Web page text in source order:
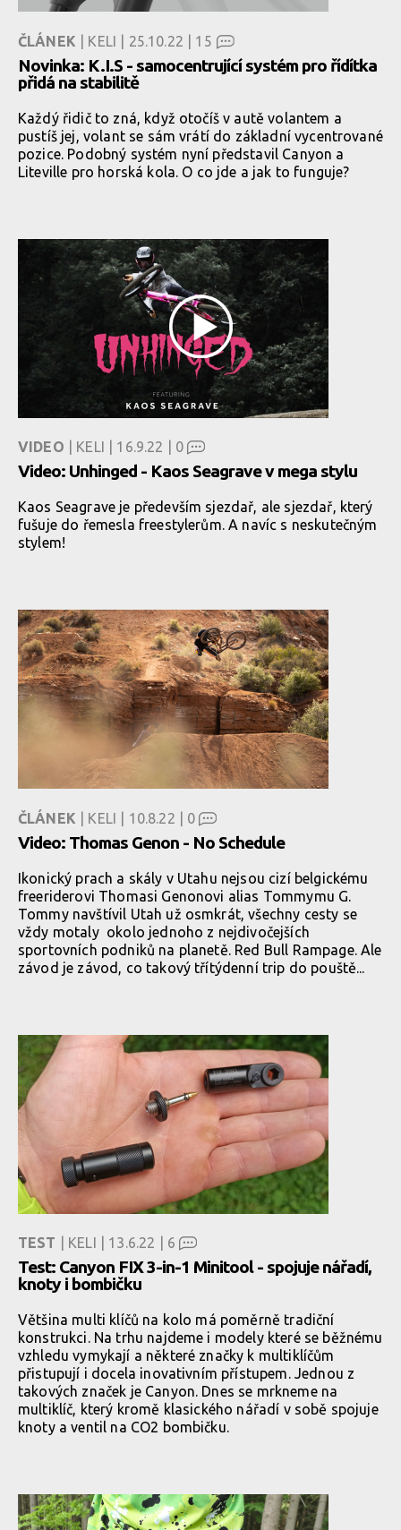
ČLÁNEK | KELI | 25.10.22 | 15
Novinka: K.I.S - samocentrující systém pro řídítka
přidá na stabilitě
Každý řidič to zná, když otočíš v autě volantem a
pustíš jej, volant se sám vrátí do základní vycentrované
pozice. Podobný systém nyní představil Canyon a
Liteville pro horská kola. O co jde a jak to funguje?
VIDEO | KELI | 16.9.22 | 0
Video: Unhinged - Kaos Seagrave v mega stylu
Kaos Seagrave je především sjezdař, ale sjezdař, který
fušuje do řemesla freestylerům. A navíc s neskutečným
stylem!
ČLÁNEK | KELI | 10.8.22 | 0
Video: Thomas Genon - No Schedule
Ikonický prach a skály v Utahu nejsou cizí belgickému
freeriderovi Thomasi Genonovi alias Tommymu G.
Tommy navštívil Utah už osmkrát, všechny cesty se
vždy motaly okolo jednoho z nejdivočejších
sportovních podniků na planetě. Red Bull Rampage. Ale
závod je závod, co takový třítýdenní trip do pouště...
TEST | KELI | 13.6.22 | 6
Test: Canyon FIX 3-in-1 Minitool - spojuje nářadí,
knoty i bombičku
Většina multi klíčů na kolo má poměrně tradiční
konstrukci. Na trhu najdeme i modely které se běžnému
vzhledu vymykají a některé značky k multiklíčům
přistupují i docela inovativním přístupem. Jednou z
takových značek je Canyon. Dnes se mrkneme na
multiklíč, který kromě klasického nářadí v sobě spojuje
knoty a ventil na CO2 bombičku.